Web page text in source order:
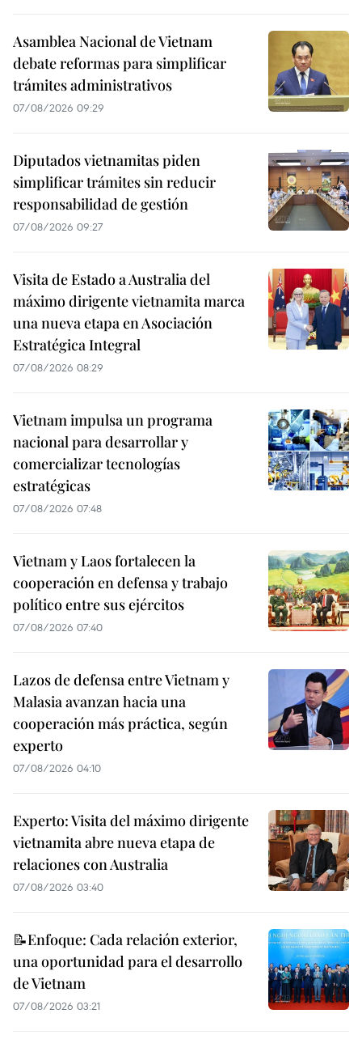
Asamblea Nacional de Vietnam
debate reformas para simplificar
trámites administrativos
07/08/2026 09:29
Diputados vietnamitas piden
simplificar trámites sin reducir
responsabilidad de gestión
07/08/2026 09:27
Visita de Estado a Australia del
máximo dirigente vietnamita marca
una nueva etapa en Asociación
Estratégica Integral
07/08/2026 08:29
Vietnam impulsa un programa
nacional para desarrollar y
comercializar tecnologías
estratégicas
07/08/2026 07:48
Vietnam y Laos fortalecen la
cooperación en defensa y trabajo
político entre sus ejércitos
07/08/2026 07:40
Lazos de defensa entre Vietnam y
Malasia avanzan hacia una
cooperación más práctica, según
experto
07/08/2026 04:10
Experto: Visita del máximo dirigente
vietnamita abre nueva etapa de
relaciones con Australia
07/08/2026 03:40
📝Enfoque: Cada relación exterior,
una oportunidad para el desarrollo
de Vietnam
07/08/2026 03:21